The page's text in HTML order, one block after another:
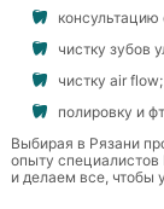
консультацию
чистку зубов
чистку air flow;
полировку и
Выбирая в Рязани
опыту
и делаем все, чтобы